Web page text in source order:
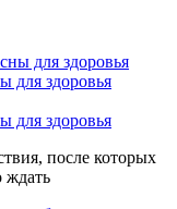
для здоровья
для здоровья
после которых
ждать